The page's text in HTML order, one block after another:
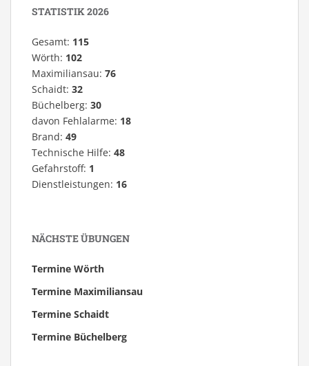
STATISTIK 2026
Gesamt: 115
Wörth: 102
Maximiliansau: 76
Schaidt: 32
Büchelberg: 30
davon Fehlalarme: 18
Brand: 49
Technische Hilfe: 48
Gefahrstoff: 1
Dienstleistungen: 16
NÄCHSTE ÜBUNGEN
Termine Wörth
Termine Maximiliansau
Termine Schaidt
Termine Büchelberg